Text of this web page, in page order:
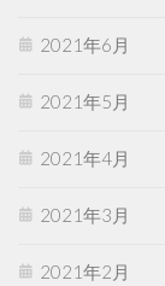
2021年6月
2021年5月
2021年4月
2021年3月
2021年2月